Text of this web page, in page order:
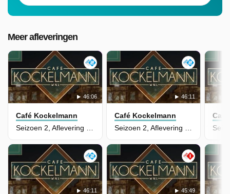
Meer afleveringen
46:06
Café Kockelmann
Seizoen 2, Aflevering 41
46:11
Café Kockelmann
Seizoen 2, Aflevering 40
46:11 45:49